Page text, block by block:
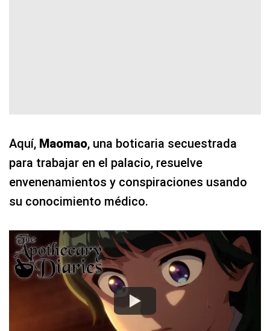
Aquí, Maomao, una boticaria secuestrada
para trabajar en el palacio, resuelve
envenenamientos y conspiraciones usando
su conocimiento médico.